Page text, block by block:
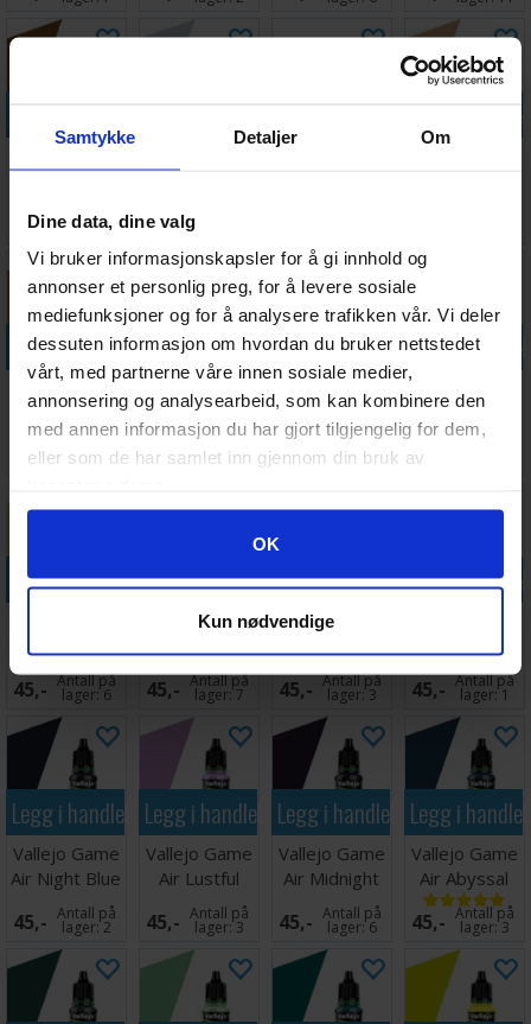
Samtykke Detaljer Om
Dine data, dine valg
Vi bruker informasjonskapsler for å gi innhold og
annonser et personlig preg, for å levere sosiale
mediefunksjoner og for å analysere trafikken vår. Vi deler
dessuten informasjon om hvordan du bruker nettstedet
vårt, med partnerne våre innen sosiale medier,
annonsering og analysearbeid, som kan kombinere den
med annen informasjon du har gjort tilgjengelig for dem,
eller som de har samlet inn gjennom din bruk av
Googles retningslinjer for personvern
OK
Kun nødvendige
45,- Antall på
lager:6 45,- Antall på
lager:
Legg i
Legg i handlekurven
Vallejo Game
Air Elf Skin
Tone
45,- Antall på
lager: 4
Legg i handlekurven
Vallejo Game
Air Rosy Flesh
45,- Antall på
lager:2
Legg i handlekurven
Vallejo Game
Air Sun Yellow
45,- Antall på
lager:7
Legg i
Vallejo Game
Air Gold
Yellow
45,-
Legg i handlekurven
Yellow
45,- Antall på
lager:6
Legg i handlekurven
Vallejo Game
Purple
45,- Antall på
lager:7
Legg i handlekurven
Vallejo Game
Purple
45,- Antall på
lager:3
Legg i
Air Nocturnal
Red
45,- Antall på
lager:1
Legg i handlekurven
Vallejo Game
Air Night Blue
45,- Antall på
lager:2
Legg i handlekurven
Vallejo Game
Air Lustful
Purple
45,- Antall på
lager:3
Legg i handlekurven
Vallejo Game
Air Midnight
Purple
45,- Antall på
lager:6
Legg i
Vallejo Game
Air Abyssal
Turquoise
45,- Antall på
lager:3